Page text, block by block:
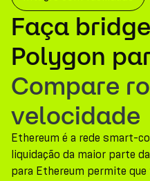
Calculadoras
PARK Token
Recursos
Empresa
Faça
Polygon
Compare
velocidade
Ethereum é a rede smart-
liquidação da maior parte
para Ethereum permite